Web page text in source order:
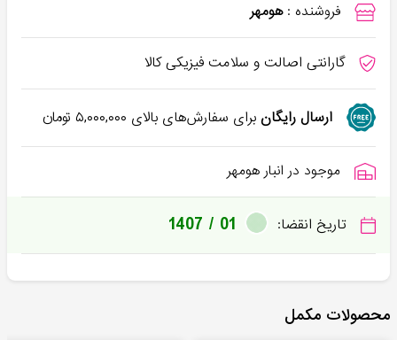
فروشنده : هومهر
گارانتی اصالت و سلامت فیزیکی کالا
ارسال رایگانبرای سفارش‌های بالای ۵,۰۰۰,۰۰۰تومان
موجود در انبار هومهر
تاریخ انقضا: 1407 / 01
محصولات مکمل